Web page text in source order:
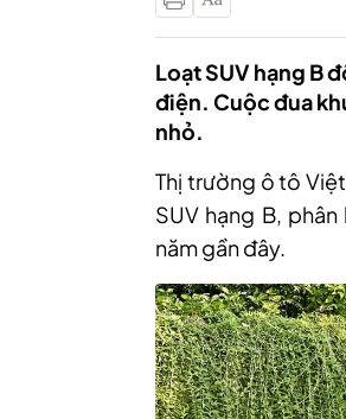
Loạt SUV hạng B
điện. Cuộc đua
nhỏ.
Thị trường ô tô
SUV hạng B,
năm gần đây.